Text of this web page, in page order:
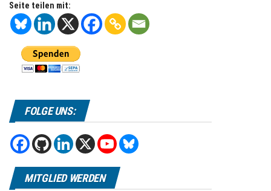
Seite teilen mit:
FOLGE UNS:
MITGLIED WERDEN